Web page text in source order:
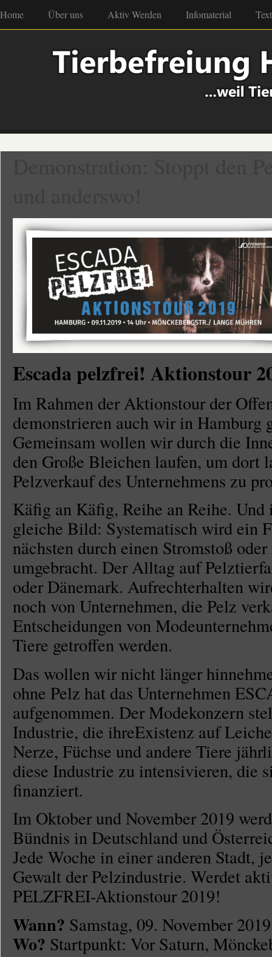
Home Über uns Aktiv Werden Infomaterial
Escada pelzfrei! Aktionstour
Im Rahmen der Aktionstour der
demonstrieren auch wir in Hamburg
Gemeinsam wollen wir durch die
den Große Bleichen laufen, um dort
Pelzverkauf des Unternehmens zu
Käfig an Käfig, Reihe an Reihe.
gleiche Bild: Systematisch wird ein
nächsten durch einen Stromstoß
umgebracht. Der Alltag auf
oder Dänemark. Aufrechterhalten
noch von Unternehmen, die Pelz
Entscheidungen von
Tiere getroffen werden.
Das wollen wir nicht länger
ohne Pelz hat das Unternehmen
aufgenommen. Der Modekonzern
Industrie, die ihreExistenz auf
Nerze, Füchse und andere Tiere
diese Industrie zu intensivieren, die
finanziert.
Im Oktober und November 2019
Bündnis in Deutschland und
Jede Woche in einer anderen Stadt,
Gewalt der Pelzindustrie. Werdet
PELZFREI-Aktionstour 2019!
Wann? Samstag, 09. November
Wo? Startpunkt: Vor Saturn,